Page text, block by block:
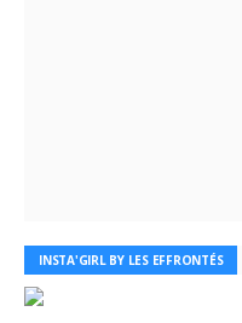
INSTA'GIRL BY LES EFFRONTÉS